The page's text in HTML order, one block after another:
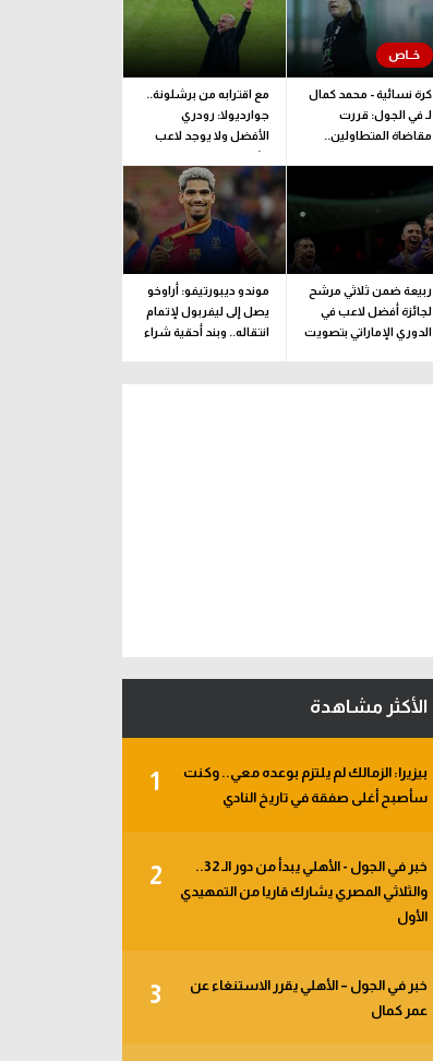
كرة نسائية - محمد كمال
لـ في الجول: قررت
مقاضاة المتطاولين..
مع اقترابه من برشلونة..
جوارديولا: رودري
الأفضل ولا يوجد لاعب
مثله
ربيعة ضمن ثلاثي مرشح
لجائزة أفضل لاعب في
الدوري الإماراتي بتصويت
موندو ديبورتيفو: أراوخو
يصل إلى ليفربول لإتمام
انتقاله.. وبند أحقية شراء
الأكثر مشاهدة
1
بيزيرا: الزمالك لم يلتزم بوعده معي.. وكنت
سأصبح أغلى صفقة في تاريخ النادي
2
خبر في الجول - الأهلي يبدأ من دور الـ 32..
والثلاثي المصري يشارك قاريا من التمهيدي
الأول
3
خبر في الجول – الأهلي يقرر الاستنغاء عن
عمر كمال